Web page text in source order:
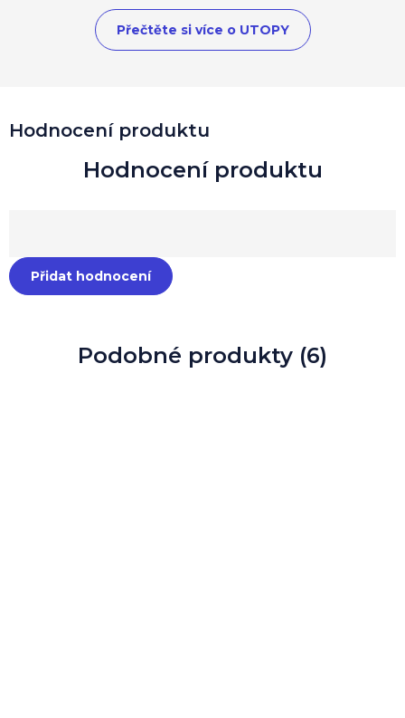
Podobné produkty (6)
Hodnocení produktu
Přidat hodnocení
Přečtěte si více o UTOPY